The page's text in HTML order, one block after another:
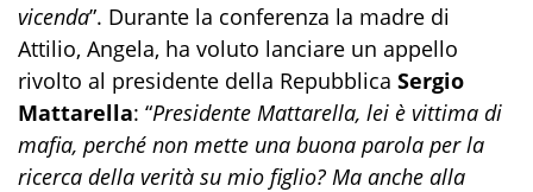
vicenda”. Durante la conferenza la madre di
Attilio, Angela, ha voluto lanciare un appello
rivolto al presidente della Repubblica Sergio
Mattarella: “Presidente Mattarella, lei è vittima di
mafia, perché non mette una buona parola per la
ricerca della verità su mio figlio? Ma anche alla